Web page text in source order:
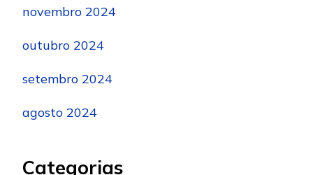
novembro 2024
outubro 2024
setembro 2024
agosto 2024
Categorias